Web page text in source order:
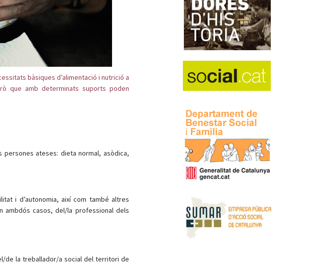
bàsiques d’alimentació i nutrició a
que amb determinats suports poden
ateses: dieta normal, asòdica,
i d’autonomia, així com també altres
ambdós casos, del/la professional dels
de la treballador/a social del territori de